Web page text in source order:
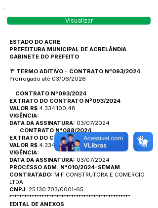
Visualizar
ESTADO DO ACRE
PREFEITURA MUNICIPAL DE ACRELÂNDIA
GABINETE DO PREFEITO
1º TERMO ADITIVO - CONTRATO Nº093/2024
Prorrogado até 03/06/2026
CONTRATO N°093/2024
EXTRATO DO CONTRATO Nº093/2024
VALOR R$ 4.334.100,48
VIGÊNCIA:
DATA DA ASSINATURA: 03/07/2024
CONTRATO N°088/2024
EXTRATO DO CONTRATO Nº088/2024
VALOR R$ 4.334.100,48
VIGÊNCIA:
DATA DA ASSINATURA: 03/07/2024
PROCESSO ADM. N°010/2024-SEMAM
CONTRATADO: M.F CONSTRUTORA E COMERCIO
LTDA
CNPJ: 25.130.703/0001-65
*************************************************
EDITAL DE ANEXOS